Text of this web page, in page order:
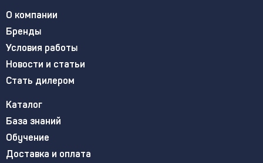
О компании
Бренды
Условия работы
Новости и статьи
Стать дилером
Каталог
База знаний
Обучение
Доставка и оплата